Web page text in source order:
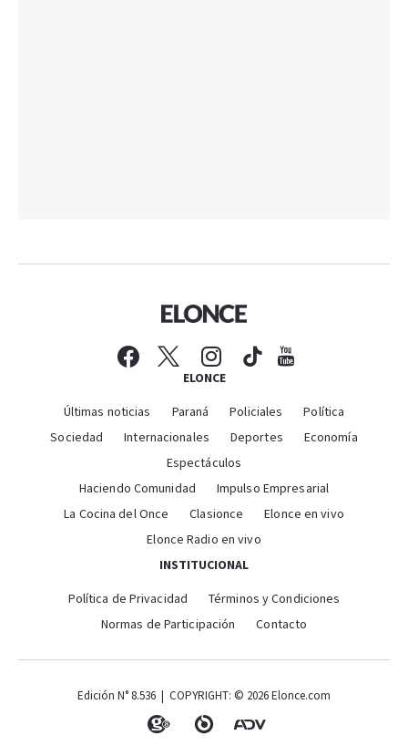
ELONCE
Últimas noticias Paraná Policiales
Política
Sociedad
Internacionales Deportes
Economía
Espectáculos
Haciendo Comunidad
Impulso Empresarial
La Cocina del Once
Clasionce
Elonce en vivo
Elonce Radio en vivo
INSTITUCIONAL
Política de Privacidad
Términos y Condiciones
Normas de Participación
Contacto
Edición N° 8.536 | COPYRIGHT: © 2026 Elonce.com